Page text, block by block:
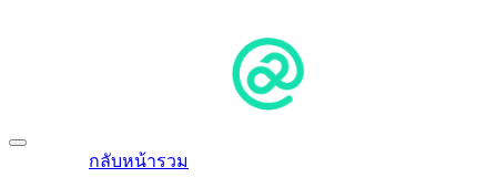
กลับหน้ารวม